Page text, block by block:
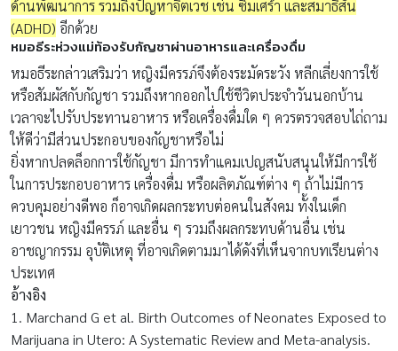
ด้านพัฒนาการ รวมถึงปัญหาจิตเวช เช่น ซึมเศร้า และสมาธิสั้น
(ADHD) อีกด้วย
หมอธีระห่วงแม่ท้องรับกัญชาผ่านอาหารและเครื่องดื่ม
หมอธีระกล่าวเสริมว่า หญิงมีครรภ์จึงต้องระมัดระวัง หลีกเลี่ยงการใช้
หรือสัมผัสกับกัญชา รวมถึงหากออกไปใช้ชีวิตประจำวันนอกบ้าน
เวลาจะไปรับประทานอาหาร หรือเครื่องดื่มใด ๆ ควรตรวจสอบไถ่ถาม
ให้ดีว่ามีส่วนประกอบของกัญชาหรือไม่
ยิ่งหากปลดล็อกการใช้กัญชา มีการทำแคมเปญสนับสนุนให้มีการใช้
ในการประกอบอาหาร เครื่องดื่ม หรือผลิตภัณฑ์ต่าง ๆ ถ้าไม่มีการ
ควบคุมอย่างดีพอ ก็อาจเกิดผลกระทบต่อคนในสังคม ทั้งในเด็ก
เยาวชน หญิงมีครรภ์ และอื่น ๆ รวมถึงผลกระทบด้านอื่น เช่น
อาชญากรรม อุบัติเหตุ ที่อาจเกิดตามมาได้ดังที่เห็นจากบทเรียนต่าง
ประเทศ
อ้างอิง
1. Marchand G et al. Birth Outcomes of Neonates Exposed to
Marijuana in Utero: A Systematic Review and Meta-analysis.